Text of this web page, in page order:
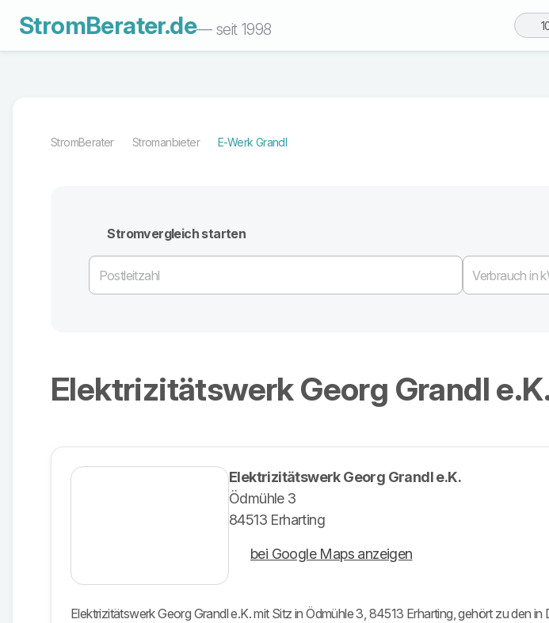
StromBerater.de— seit 1998
StromBerater Stromanbieter E-Werk Grandl
Stromvergleich starten
Elektrizitätswerk Georg Grandl
Elektrizitätswerk Georg Grandl e.K.
Ödmühle 3
84513 Erharting
bei Google Maps anzeigen
Elektrizitätswerk Georg Grandl e.K. mit Sitz in Ödmühle 3, 84513 Erharting, gehört zu den